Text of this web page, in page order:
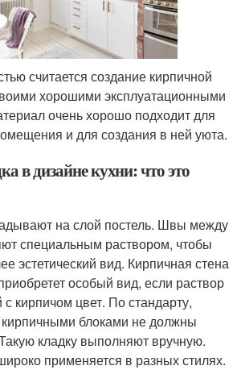
считается создание кирпичной
хорошими эксплуатационными
очень хорошо подходит для
и для создания в ней уюта.
в дизайне кухни: что это
на слой постель. Швы между
специальным раствором, чтобы
эстетический вид. Кирпичная стена
особый вид, если раствор
с кирпичом цвет. По стандарту,
блоками не должны
кладку выполняют вручную.
применяется в разных стилях.